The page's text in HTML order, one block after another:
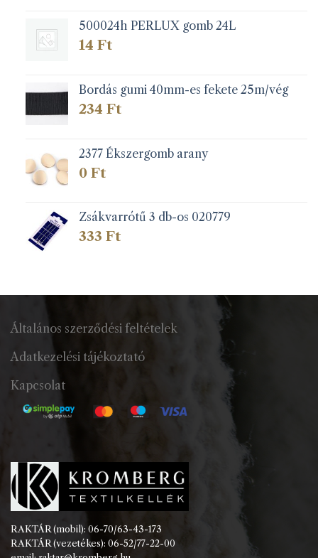
500024h PERLUX gomb 24L
14 Ft
Bordás gumi 40mm-es fekete 25m/vég
234 Ft
2377 Ékszergomb arany
0 Ft
Zsákvarrótű 3 db-os 020779
333 Ft
Általános szerződési feltételek
Adatkezelési tájékoztató
Kapcsolat
RAKTÁR (mobil): 06-70/63-43-173
RAKTÁR (vezetékes): 06-52/77-22-00